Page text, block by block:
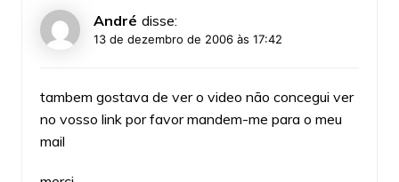
André disse:
13 de dezembro de 2006 às 17:42
tambem gostava de ver o video não concegui ver
no vosso link por favor mandem-me para o meu
mail